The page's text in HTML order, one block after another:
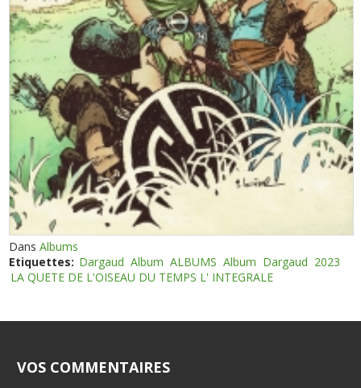
DansAlbums
Etiquettes: Dargaud Album ALBUMS Album Dargaud 2023
LA QUETE DE L'OISEAU DU TEMPS L' INTEGRALE
VOS COMMENTAIRES